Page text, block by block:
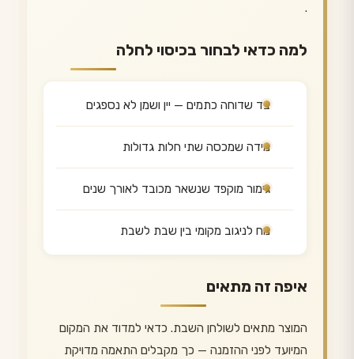
.
למה כדאי לבחור בכיסוי לחלה
בד שדוחה כתמים — יין ושמן לא נספגים
מידה שמכסה שתי חלות גדולות
גימור מוקפד שנשאר מכובד לאורך שנים
נוח לניגוב מקומי בין שבת לשבת
איפה זה מתאים
המוצר מתאים לשולחן השבת. כדאי למדוד את המקום
המיועד לפני ההזמנה — כך מקבלים התאמה מדויקת